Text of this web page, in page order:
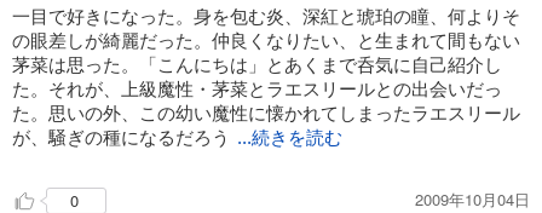
あらすじを表示する
破妖の剣６ 鬱金の暁闇12
550円 (税込)
カート
一目で好きになった。身を包む炎、深紅と琥珀の瞳、何よりそ
の眼差しが綺麗だった。仲良くなりたい、と生まれて間もない
茅菜は思った。「こんにちは」とあくまで呑気に自己紹介し
た。それが、上級魔性・茅菜とラエスリールとの出会いだっ
た。思いの外、この幼い魔性に懐かれてしまったラエスリール
が、騒ぎの種になるだろう
...続きを読む
0 2009年10月04日